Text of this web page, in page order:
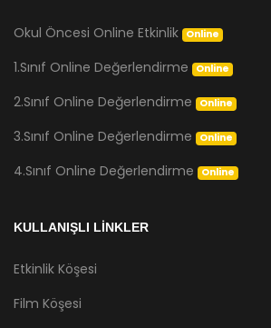
Okul Öncesi Online Etkinlik Online
1.Sınıf Online Değerlendirme Online
2.Sınıf Online Değerlendirme Online
3.Sınıf Online Değerlendirme Online
4.Sınıf Online Değerlendirme Online
KULLANIŞLI LİNKLER
Etkinlik Köşesi
Film Köşesi